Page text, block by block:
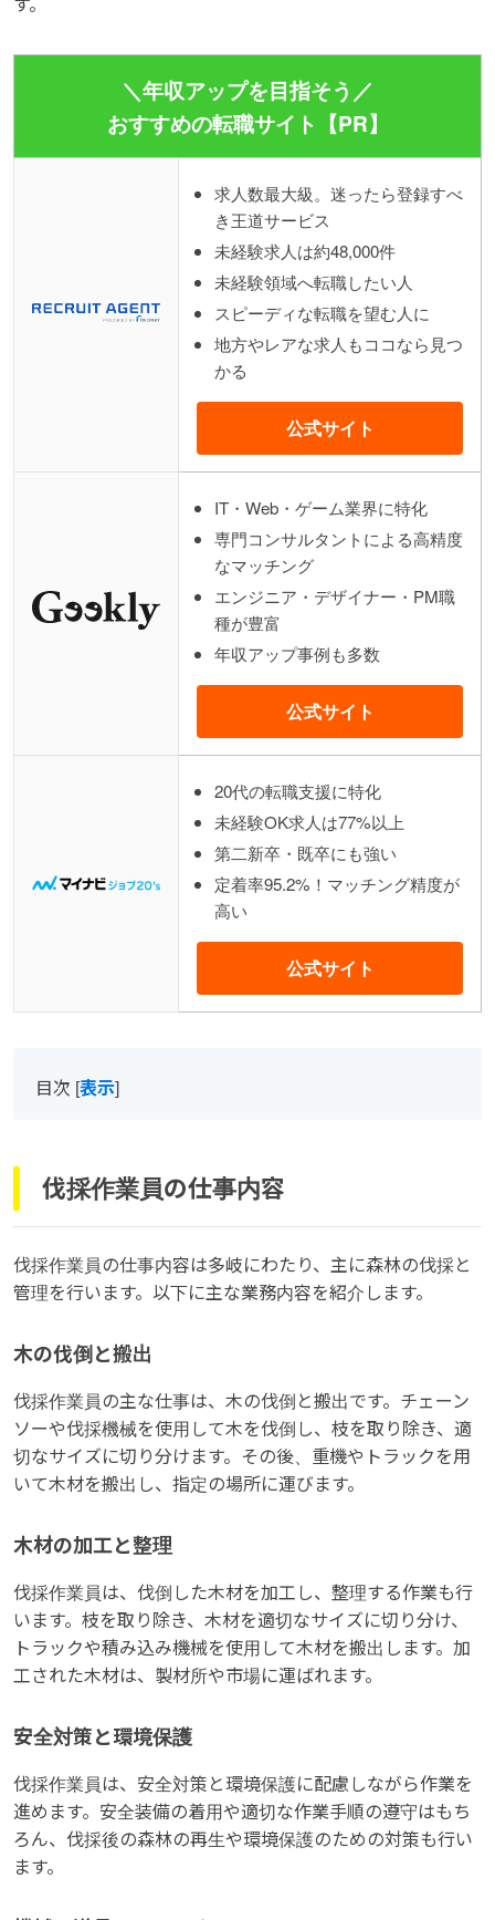
す。
＼年収アップを目指そう／
おすすめの転職サイト【PR】
求人数最大級。迷ったら登録すべ
き王道サービス
未経験求人は約48,000件
未経験領域へ転職したい人
スピーディな転職を望む人に
地方やレアな求人もココなら見つ
かる
公式サイト
IT・Web・ゲーム業界に特化
専門コンサルタントによる高精度
なマッチング
エンジニア・デザイナー・PM職
種が豊富
年収アップ事例も多数
公式サイト
20代の転職支援に特化
未経験OK求人は77%以上
第二新卒・既卒にも強い
定着率95.2%！マッチング精度が
高い
公式サイト
目次 [表示]
伐採作業員の仕事内容
伐採作業員の仕事内容は多岐にわたり、主に森林の伐採と
管理を行います。以下に主な業務内容を紹介します。
木の伐倒と搬出
伐採作業員の主な仕事は、木の伐倒と搬出です。チェーン
ソーや伐採機械を使用して木を伐倒し、枝を取り除き、適
切なサイズに切り分けます。その後、重機やトラックを用
いて木材を搬出し、指定の場所に運びます。
木材の加工と整理
伐採作業員は、伐倒した木材を加工し、整理する作業も行
います。枝を取り除き、木材を適切なサイズに切り分け、
トラックや積み込み機械を使用して木材を搬出します。加
工された木材は、製材所や市場に運ばれます。
安全対策と環境保護
伐採作業員は、安全対策と環境保護に配慮しながら作業を
進めます。安全装備の着用や適切な作業手順の遵守はもち
ろん、伐採後の森林の再生や環境保護のための対策も行い
ます。